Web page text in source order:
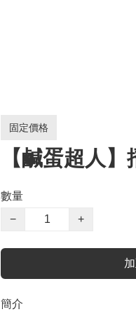
固定價格
【鹹蛋超人】
數量
−
+
簡介